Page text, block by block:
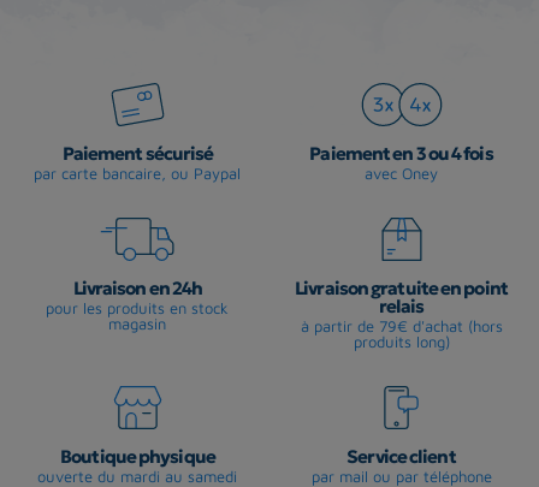
Paiement sécurisé
par carte bancaire, ou Paypal
Paiement en 3 ou 4 fois
avec Oney
Livraison en 24h
pour les produits en stock
magasin
Livraison gratuite en point
relais
à partir de 79€ d'achat (hors
produits long)
Boutique physique
ouverte du mardi au samedi
Service client
par mail ou par téléphone